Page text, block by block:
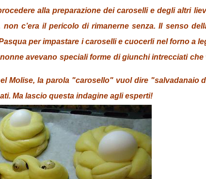
alla preparazione dei caroselli e degli altri
c’era il pericolo di rimanerne senza. Il senso
per impastare i caroselli e cuocerli nel forno a
avevano speciali forme di giunchi intrecciati
Molise, la parola "carosello" vuol dire "salvadanaio
Ma lascio questa indagine agli esperti!